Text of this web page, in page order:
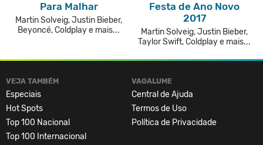
Para Malhar
Martin Solveig, Justin Bieber,
Beyoncé, Coldplay e mais...
Festa de Ano Novo
2017
Martin Solveig, Justin Bieber,
Taylor Swift, Coldplay e mais...
VEJA TAMBÉM
Especiais
Hot Spots
Top 100 Nacional
Top 100 Internacional
VAGALUME
Central de Ajuda
Termos de Uso
Política de Privacidade